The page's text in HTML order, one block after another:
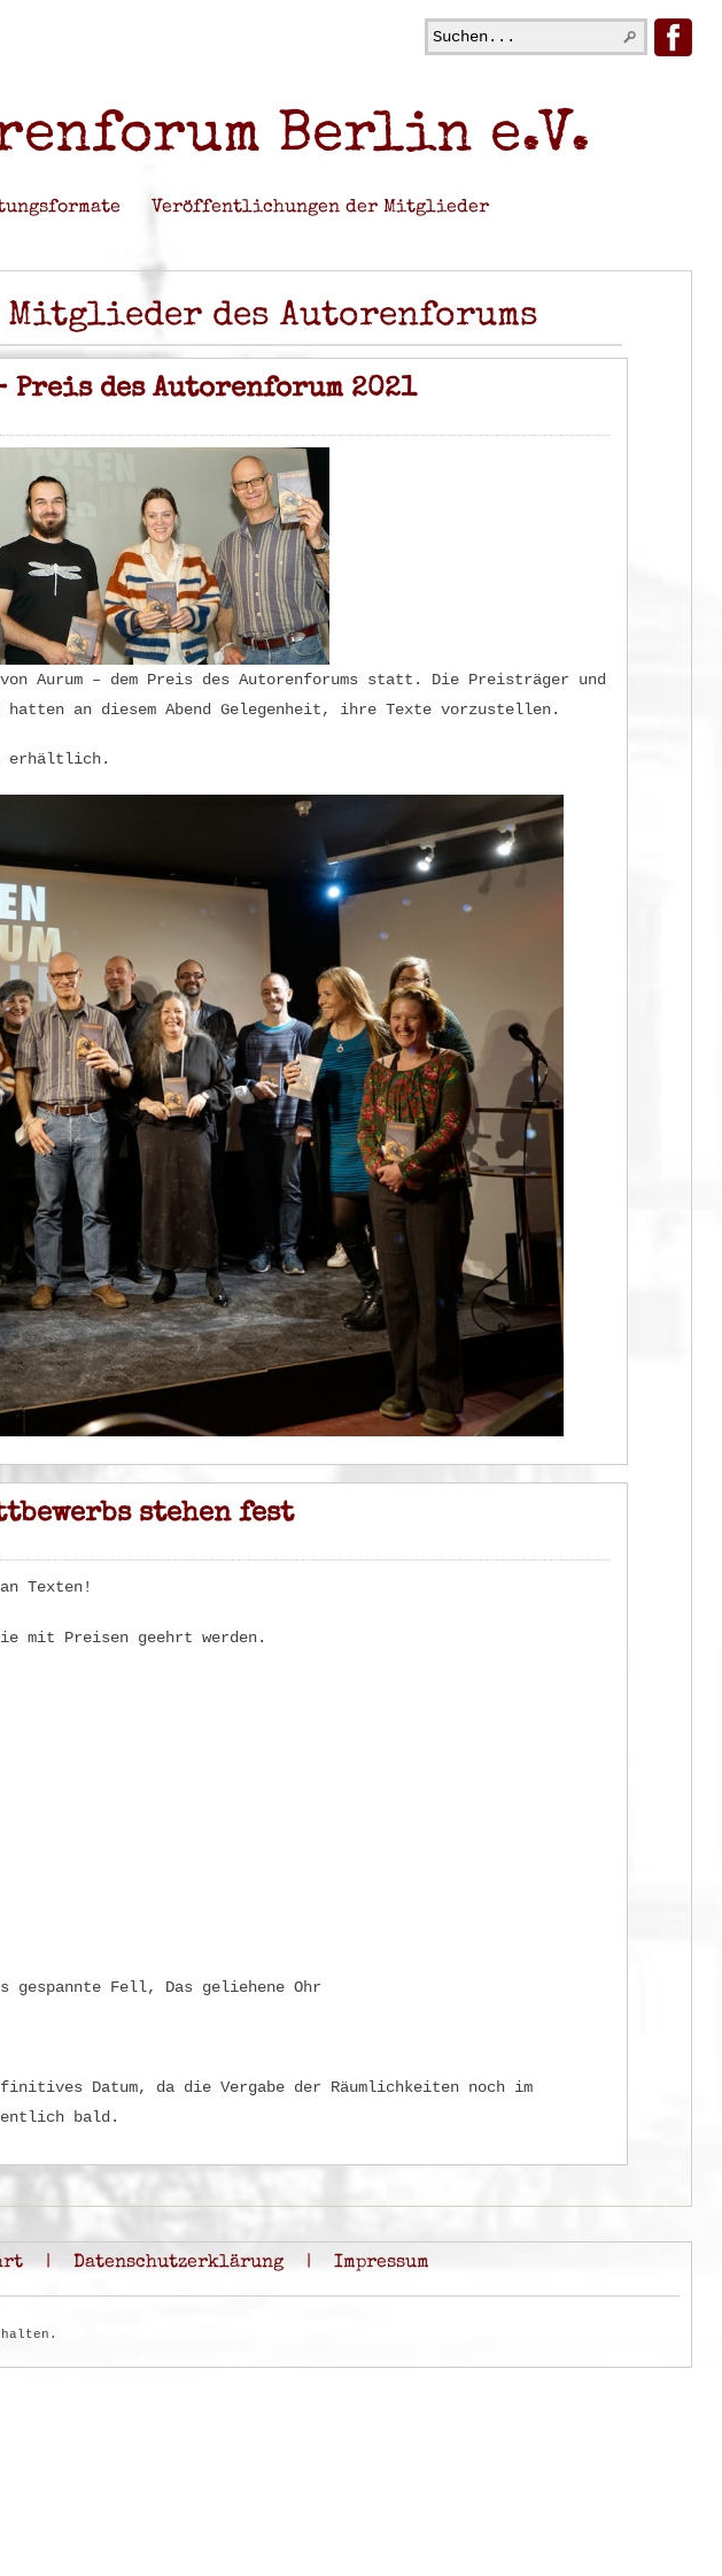
Berlin e.V.
Veröffentlichungen der Mitglieder
des Autorenforums
des Autorenforum 2021
Aurum – dem Preis des Autorenforums statt. Die Preisträger und
an diesem Abend Gelegenheit, ihre Texte vorzustellen.
erhältlich.
stehen fest
Texten!
mit Preisen geehrt werden.
Fell, Das geliehene Ohr
Datum, da die Vergabe der Räumlichkeiten noch im
bald.
| Datenschutzerklärung | Impressum